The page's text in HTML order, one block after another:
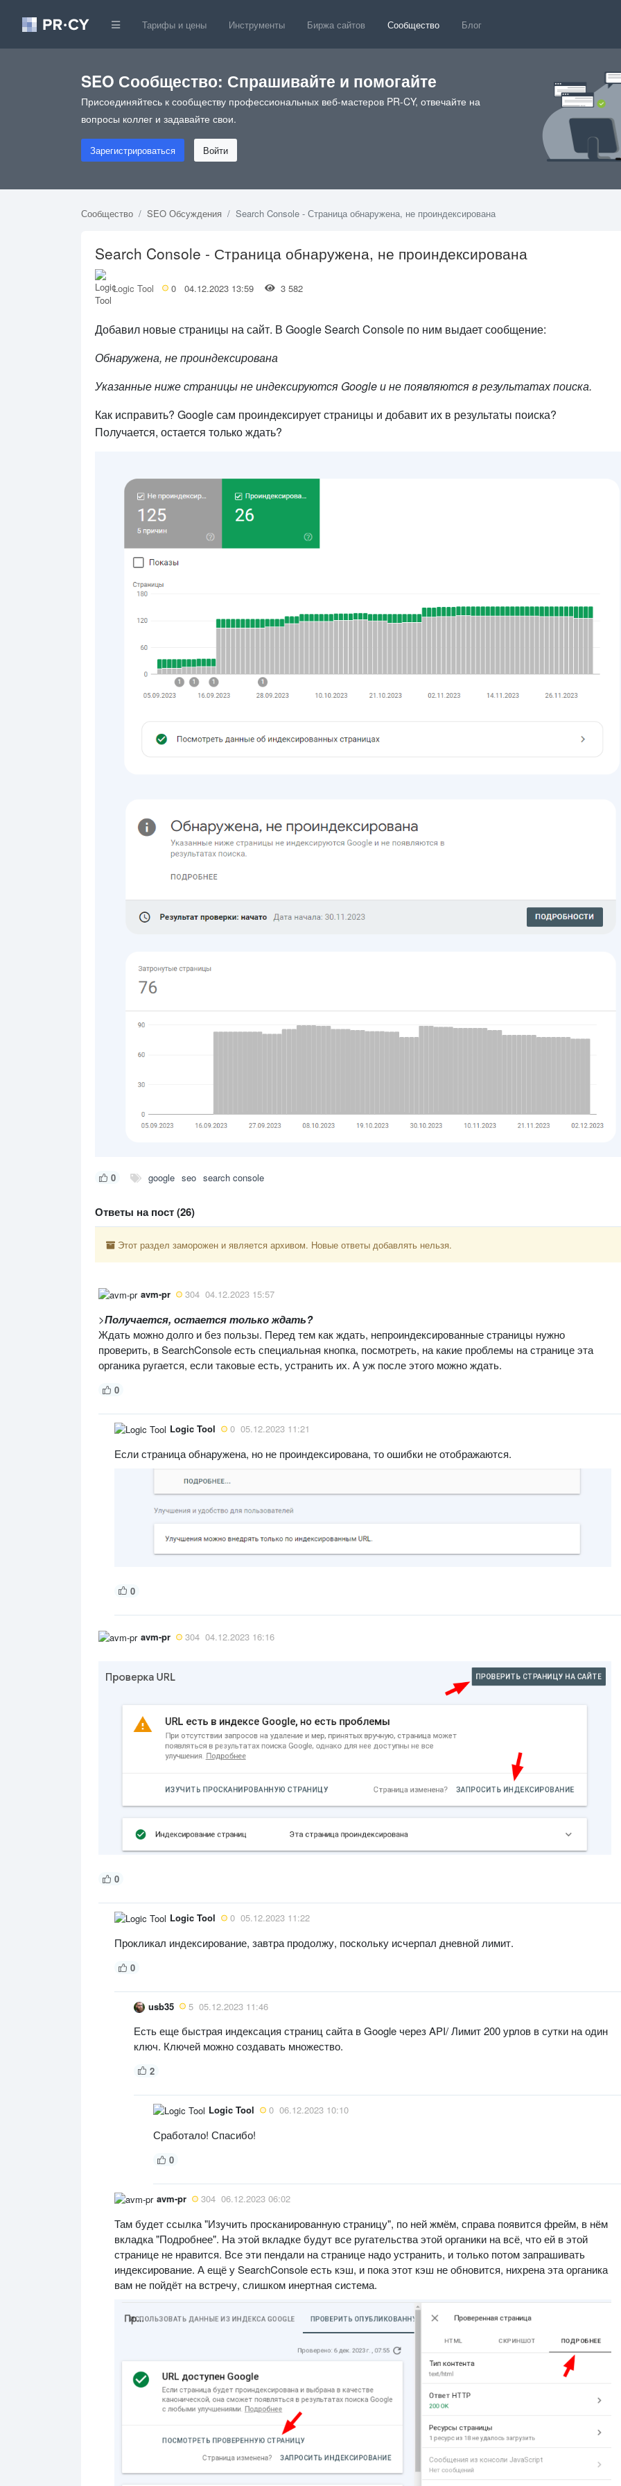
Тарифы и цены Инструменты Биржа сайтов Сообщество Блог
SEO Сообщество: Спрашивайте и помогайте
Присоединяйтесь к сообществу профессиональных веб-мастеров PR-CY, отвечайте на
вопросы коллег и задавайте свои.
Зарегистрироваться Войти
Сообщество SEO Обсуждения Search Console - Страница обнаружена, не проиндексирована
Search Console - Страница обнаружена, не проиндексирована
Logic Tool 0 04.12.2023 13:59 3 582
Добавил новые страницы на сайт. В Google Search Console по ним выдает сообщение:
Обнаружена, не проиндексирована
Указанные ниже страницы не индексируются Google и не появляются в результатах поиска.
Как исправить? Google сам проиндексирует страницы и добавит их в результаты поиска?
Получается, остается только ждать?
0 google seo search console
Ответы на пост (26)
Этот раздел заморожен и является архивом. Новые ответы добавлять нельзя.
avm-pr 304 04.12.2023 15:57
>Получается, остается только ждать?
Ждать можно долго и без пользы. Перед тем как ждать, непроиндексированные страницы нужно
проверить, в SearchConsole есть специальная кнопка, посмотреть, на какие проблемы на странице эта
органика ругается, если таковые есть, устранить их. А уж после этого можно ждать.
0
Logic Tool 0 05.12.2023 11:21
Если страница обнаружена, но не проиндексирована, то ошибки не отображаются.
0
avm-pr 304 04.12.2023 16:16
0
Logic Tool 0 05.12.2023 11:22
Прокликал индексирование, завтра продолжу, поскольку исчерпал дневной лимит.
0
usb35 5 05.12.2023 11:46
Есть еще быстрая индексация страниц сайта в Google через API/ Лимит 200 урлов в сутки на один
ключ. Ключей можно создавать множество.
2
Logic Tool 0 06.12.2023 10:10
Сработало! Спасибо!
0
avm-pr 304 06.12.2023 06:02
Там будет ссылка "Изучить просканированную страницу", по ней жмём, справа появится фрейм, в нём
вкладка "Подробнее". На этой вкладке будут все ругательства этой органики на всё, что ей в этой
странице не нравится. Все эти пендали на странице надо устранить, и только потом запрашивать
индексирование. А ещё у SearchConsole есть кэш, и пока этот кэш не обновится, нихрена эта органика
вам не пойдёт на встречу, слишком инертная система.